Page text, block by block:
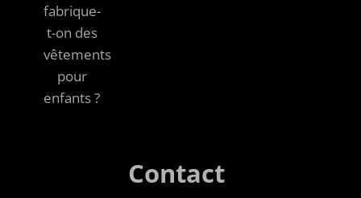
fabrique-
t-on des
vêtements
pour
enfants ?
Contact